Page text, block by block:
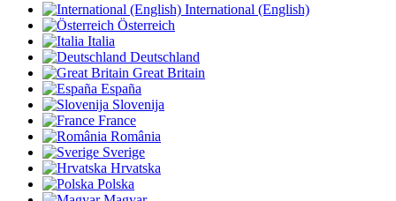
International (English)
Österreich
Italia
Deutschland
Great Britain
España
Slovenija
France
România
Sverige
Hrvatska
Polska